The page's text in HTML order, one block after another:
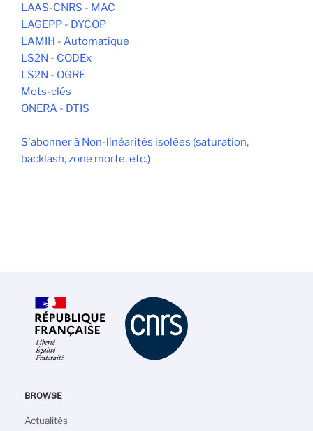
LAAS-CNRS - MAC
LAGEPP - DYCOP
LAMIH - Automatique
LS2N - CODEx
LS2N - OGRE
Mots-clés
ONERA - DTIS
S'abonner à Non-linéarités isolées (saturation,
backlash, zone morte, etc.)
BROWSE
Navigation
Actualités